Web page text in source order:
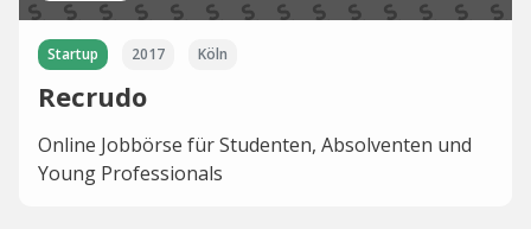
Startup 2017 Köln
Recrudo
Online Jobbörse für Studenten, Absolventen und
Young Professionals